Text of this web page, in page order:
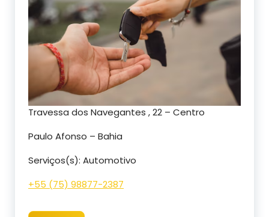
Travessa dos Navegantes , 22 – Centro
Paulo Afonso – Bahia
Serviços(s): Automotivo
+55 (75) 98877-2387